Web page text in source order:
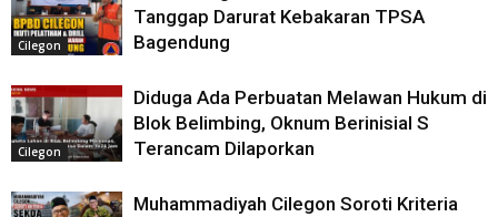
Cilegon
Tanggap Darurat Kebakaran TPSA
Bagendung
Cilegon
Diduga Ada Perbuatan Melawan Hukum di
Blok Belimbing, Oknum Berinisial S
Terancam Dilaporkan
Muhammadiyah Cilegon Soroti Kriteria